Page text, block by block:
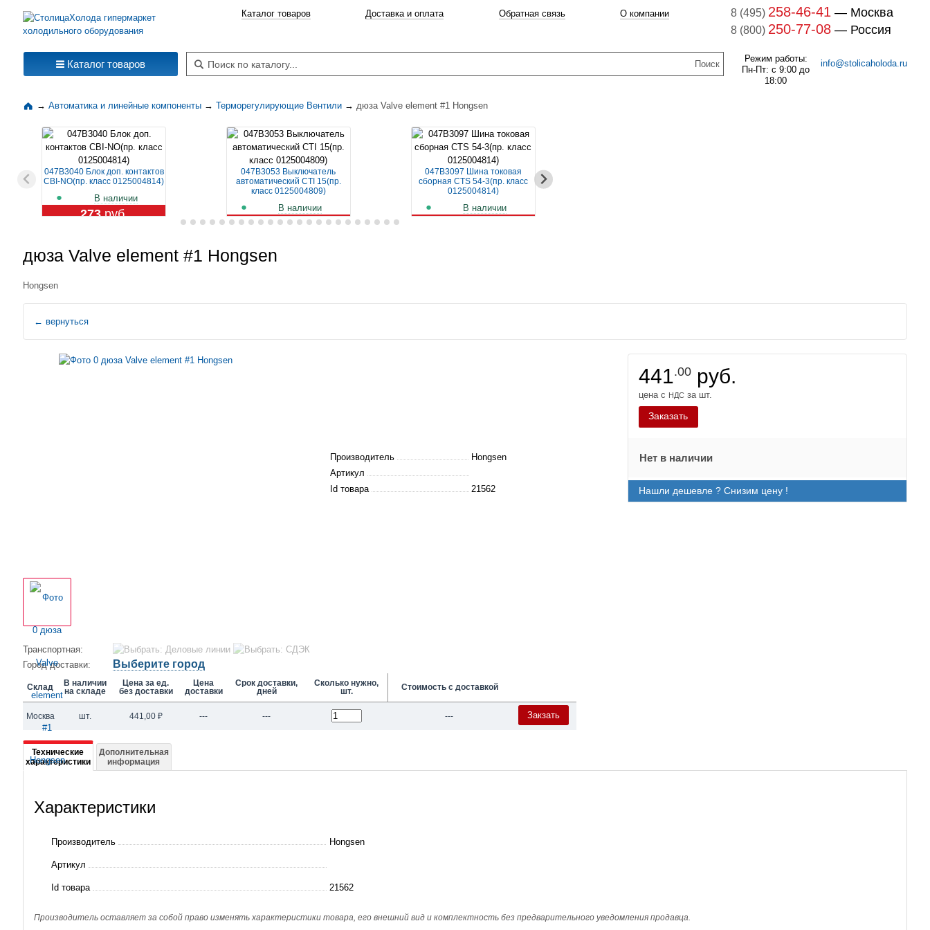
Каталог товаров Доставка и оплата Обратная связь О компании
Поиск по каталогу
8 (495) 258-46-41 — Москва
8 (800) 250-77-08 — Россия
Режим работы:
Пн-Пт: с 9:00 до
18:00
info@stolicaholoda.ru
Каталог товаров
→ Автоматика и линейные компоненты → Терморегулирующие Вентили → дюза Valve element #1 Hongsen
047B3040 Блок доп. контактов
CBI-NO(пр. класс 0125004814)
В наличии
273руб.
047B3053 Выключатель
автоматический CTI 15(пр.
класс 0125004809)
В наличии
1 129 руб.
047B3097 Шина токовая
сборная CTS 54-3(пр. класс
0125004814)
В наличии
дюза Valve element #1 Hongsen
Hongsen
← вернуться
Производитель
Hongsen
Артикул
Id товара
21562
441.00 руб.
цена с НДС за шт.
Заказать
Нет в наличии
Нашли дешевле ? Снизим цену !
Транспортная:
Город доставки:
Выберите город
Склад
В наличии
на складе
Цена за ед.
без доставки
Цена
доставки
Срок доставки,
дней
Сколько нужно,
шт.
Стоимость с доставкой
Москва шт. 441,00 ₽ --- --- --- Закзать
Подробная
информация
дюза
element
Hongsen
Технические
характеристики
Дополнительная
информация
Характеристики
Производитель Hongsen
Артикул
Id товара 21562
Производитель оставляет за собой право изменять характеристики товара, его внешний вид и комплектность без предварительного уведомления продавца.